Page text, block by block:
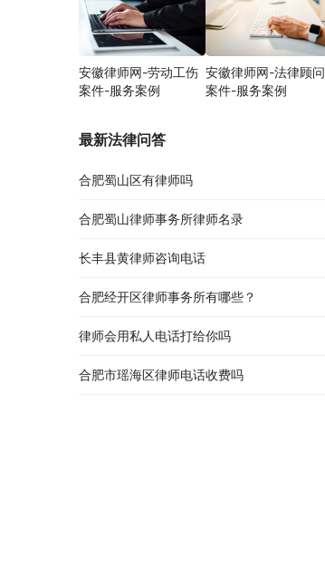
安徽律师网-劳动工伤
案件-服务案例
安徽律师网-法律顾问
案件-服务案例
最新法律问答
合肥蜀山区有律师吗
合肥蜀山律师事务所律师名录
长丰县黄律师咨询电话
合肥经开区律师事务所有哪些？
律师会用私人电话打给你吗
合肥市瑶海区律师电话收费吗